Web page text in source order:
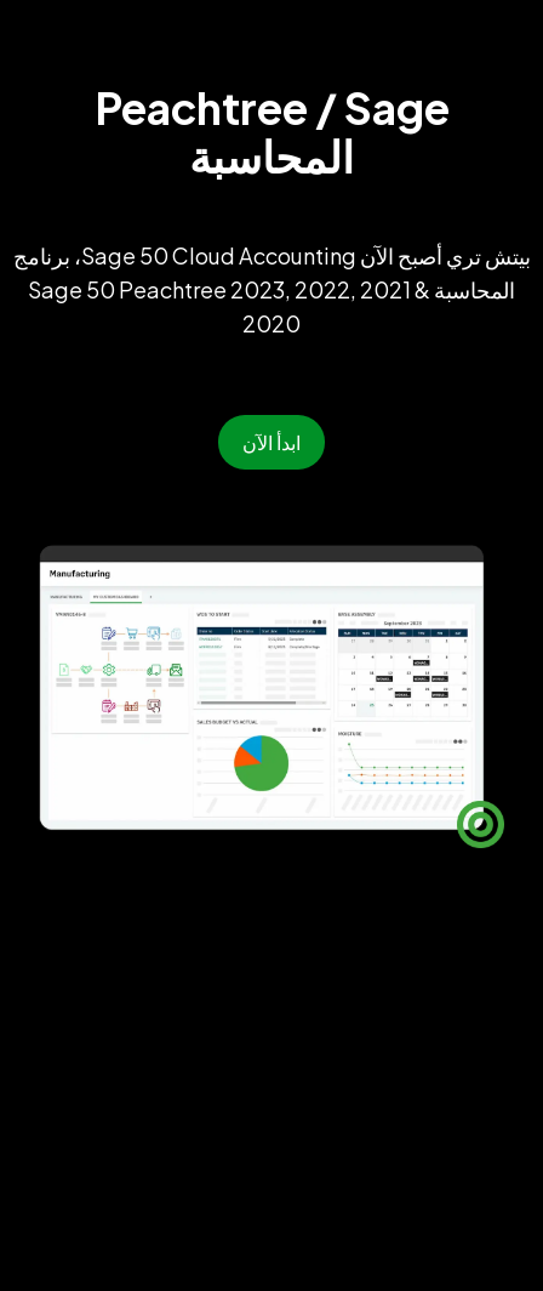
Peachtree / Sage
المحاسبة
بيتش تري أصبح الآن Sage 50 Cloud Accounting، برنامج
المحاسبة Sage 50 Peachtree 2023, 2022, 2021 &
2020
ابدأ الآن